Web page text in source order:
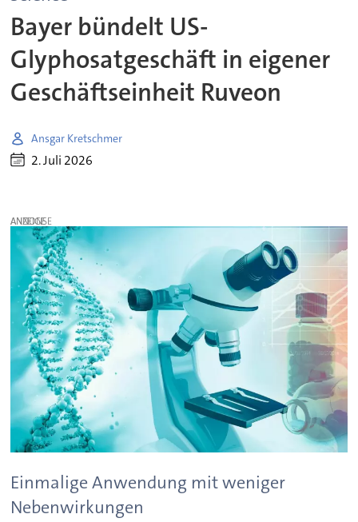
Bayer bündelt US-
Glyphosatgeschäft in eigener
Geschäftseinheit Ruveon
Ansgar Kretschmer
2. Juli 2026
ANZEIGE
Einmalige Anwendung mit weniger
Nebenwirkungen